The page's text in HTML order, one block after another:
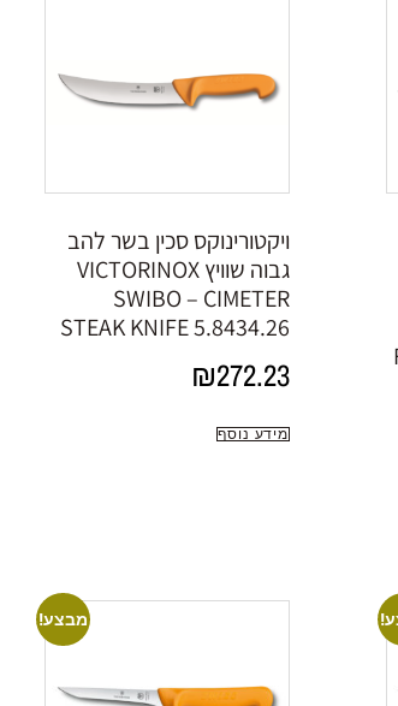
ויקטורינוקס סכין בשר להב
גבוה שוויץ VICTORINOX
SWIBO – CIMETER
STEAK KNIFE 5.8434.26
₪272.23
מידע נוסף
מבצע!